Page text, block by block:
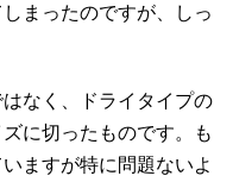
まったのですが、しっ
なく、ドライタイプの
に切ったものです。も
ますが特に問題ないよ